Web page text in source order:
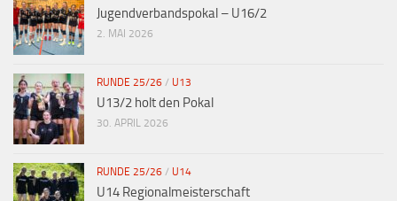
Jugendverbandspokal – U16/2
2. MAI 2026
RUNDE 25/26 / U13
U13/2 holt den Pokal
30. APRIL 2026
RUNDE 25/26 / U14
U14 Regionalmeisterschaft